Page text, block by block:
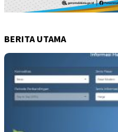
BERITA UTAMA